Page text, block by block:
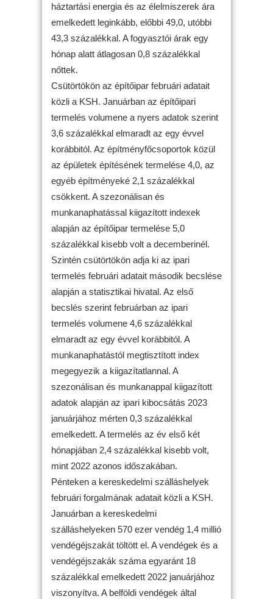
háztartási energia és az élelmiszerek ára
emelkedett leginkább, előbbi 49,0, utóbbi
43,3 százalékkal. A fogyasztói árak egy
hónap alatt átlagosan 0,8 százalékkal
nőttek.
Csütörtökön az építőipar februári adatait
közli a KSH. Januárban az építőipari
termelés volumene a nyers adatok szerint
3,6 százalékkal elmaradt az egy évvel
korábbitól. Az építményfőcsoportok közül
az épületek építésének termelése 4,0, az
egyéb építményeké 2,1 százalékkal
csökkent. A szezonálisan és
munkanaphatással kiigazított indexek
alapján az építőipar termelése 5,0
százalékkal kisebb volt a decemberinél.
Szintén csütörtökön adja ki az ipari
termelés februári adatait második becslése
alapján a statisztikai hivatal. Az első
becslés szerint februárban az ipari
termelés volumene 4,6 százalékkal
elmaradt az egy évvel korábbitól. A
munkanaphatástól megtisztított index
megegyezik a kiigazítatlannal. A
szezonálisan és munkanappal kiigazított
adatok alapján az ipari kibocsátás 2023
januárjához mérten 0,3 százalékkal
emelkedett. A termelés az év első két
hónapjában 2,4 százalékkal kisebb volt,
mint 2022 azonos időszakában.
Pénteken a kereskedelmi szálláshelyek
februári forgalmának adatait közli a KSH.
Januárban a kereskedelmi
szálláshelyeken 570 ezer vendég 1,4 millió
vendégéjszakát töltött el. A vendégek és a
vendégéjszakák száma egyaránt 18
százalékkal emelkedett 2022 januárjához
viszonyítva. A belföldi vendégek által